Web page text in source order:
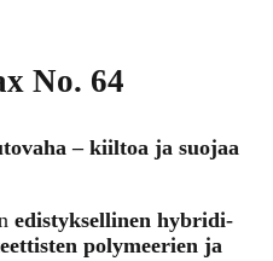
No. 64
– kiiltoa ja suojaa
edistyksellinen hybridi-
polymeerien ja